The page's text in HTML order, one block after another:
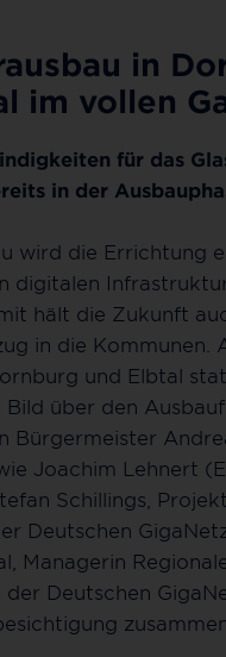
in
im vollen
für das
in der
wird die Errichtung
digitalen
hält die Zukunft
in die Kommunen.
und Elbtal
Bild über den
Bürgermeister
Joachim Lehnert
Schillings,
Deutschen
Managerin
Deutschen